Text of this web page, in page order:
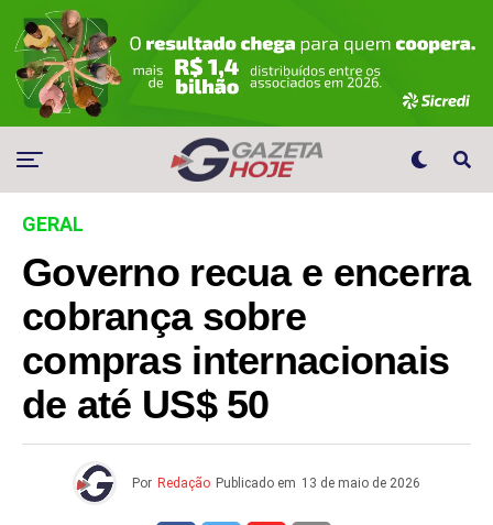
GERAL
Governo recua e encerra
cobrança sobre
compras internacionais
de até US$ 50
Por Redação Publicado em 13 de maio de 2026